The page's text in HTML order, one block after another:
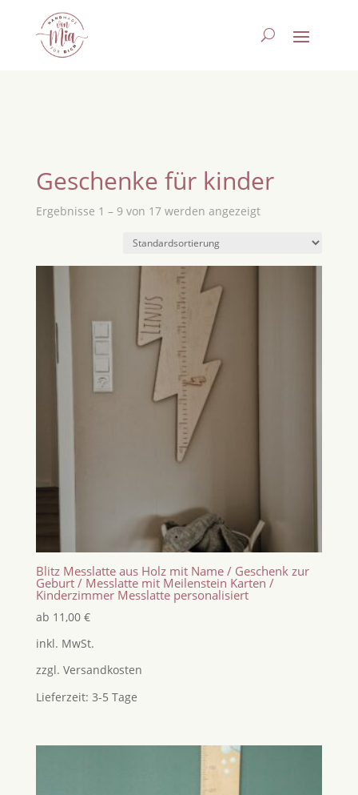
Geschenke für kinder
Ergebnisse 1 – 9 von 17 werden angezeigt
Blitz Messlatte aus Holz mit Name / Geschenk zur
Geburt / Messlatte mit Meilenstein Karten /
Kinderzimmer Messlatte personalisiert
ab 11,00 €
inkl. MwSt.
zzgl. Versandkosten
Lieferzeit: 3-5 Tage